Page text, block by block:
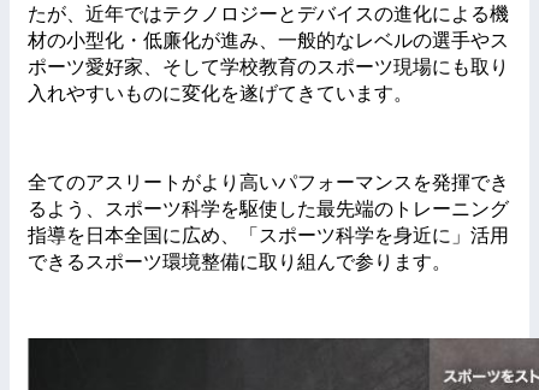
たが、近年ではテクノロジーとデバイスの進化による機
材の小型化・低廉化が進み、一般的なレベルの選手やス
ポーツ愛好家、そして学校教育のスポーツ現場にも取り
入れやすいものに変化を遂げてきています。
全てのアスリートがより高いパフォーマンスを発揮でき
るよう、スポーツ科学を駆使した最先端のトレーニング
指導を日本全国に広め、「スポーツ科学を身近に」活用
できるスポーツ環境整備に取り組んで参ります。